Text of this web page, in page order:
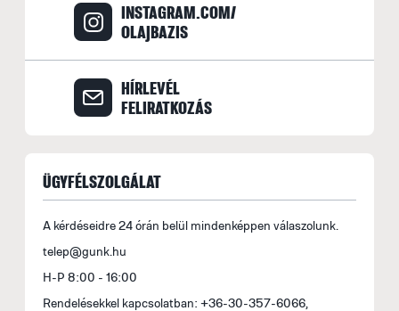
INSTAGRAM.COM/
OLAJBAZIS
HÍRLEVÉL
FELIRATKOZÁS
ÜGYFÉLSZOLGÁLAT
A kérdéseidre 24 órán belül mindenképpen válaszolunk.
telep@gunk.hu
H-P 8:00 - 16:00
Rendelésekkel kapcsolatban: +36-30-357-6066,